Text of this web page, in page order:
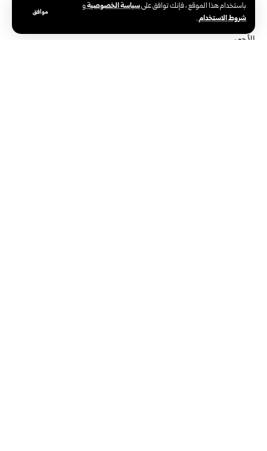
باستخدام هذا الموقع ، فإنك توافق علىسياسة الخصوصيةو
شروط الاستخدام.
موافق
ويأمل العلماء أن تسهم الدراسات المستقبلية للصخرة في تعزيز فهم
تكوين المريخ والكويكبات، والكشف عن أسرار جديدة في تاريخ الكوكب
الأحمر.